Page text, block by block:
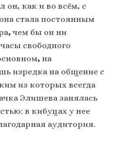
он, как и во всём, с
стала постоянным
,чем бы он ни
свободного
, на
изредка на общение с
из которых всегда
Элишева занялась
в кибуцах у нее
аудитория.